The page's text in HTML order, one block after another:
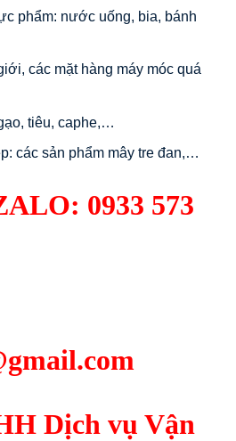
phẩm: nước uống, bia, bánh
các mặt hàng máy móc quá
tiêu, caphe,…
các sản phẩm mây tre đan,…
0933 573
Dịch vụ Vận